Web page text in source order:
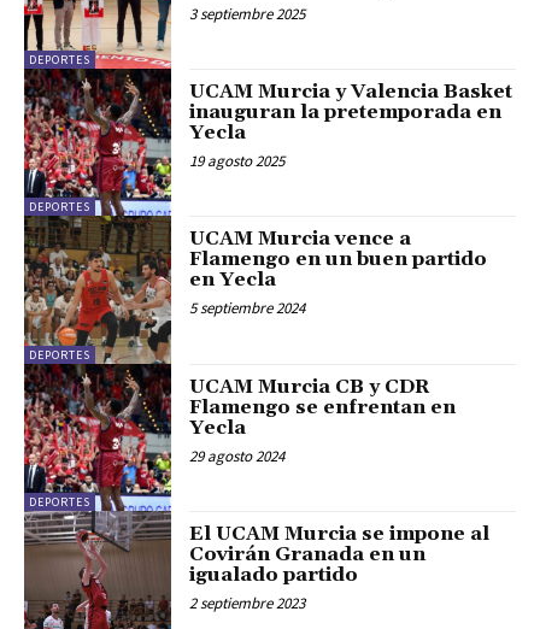
DEPORTES
3 septiembre 2025
DEPORTES
UCAM Murcia y Valencia Basket
inauguran la pretemporada en
Yecla
19 agosto 2025
DEPORTES
UCAM Murcia vence a
Flamengo en un buen partido
en Yecla
5 septiembre 2024
DEPORTES
UCAM Murcia CB y CDR
Flamengo se enfrentan en
Yecla
29 agosto 2024
El UCAM Murcia se impone al
Covirán Granada en un
igualado partido
2 septiembre 2023